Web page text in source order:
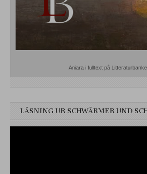
Aniara i fulltext på
LÄSNING UR SCHWÄRMER UND